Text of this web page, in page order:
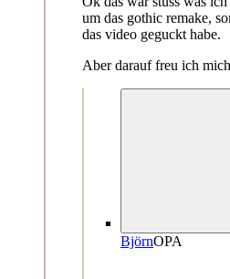
um das gothic remake,
das video geguckt habe.
Aber darauf freu ich
BjörnOPA